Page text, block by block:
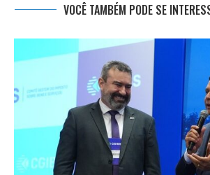
VOCÊ TAMBÉM PODE SE